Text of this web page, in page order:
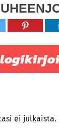
ei julkaista.